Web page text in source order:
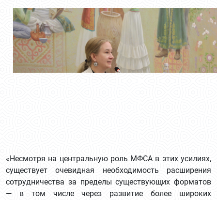
«Несмотря на центральную роль МФСА в этих усилиях,
существует очевидная необходимость расширения
сотрудничества за пределы существующих форматов
— в том числе через развитие более широких